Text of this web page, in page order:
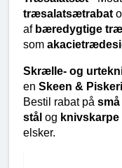
træsalatsætrabat
af bæredygtige
som
Skrælle- og
en Skeen &
Bestil rabat på
stål og knivskarpe
elsker.